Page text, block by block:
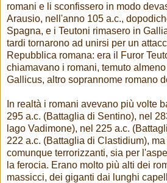
romani e li sconfissero in modo
Arausio, nell'anno 105 a.c.,
Spagna, e i Teutoni rimasero in
tardi tornarono ad unirsi per un
Repubblica romana: era il Furor
chiamavano i romani, temuto
Gallicus, altro soprannome romano
In realtà i romani avevano più volte
295 a.c. (Battaglia di Sentino), nel
lago Vadimone), nel 225 a.c.
222 a.c. (Battaglia di Clastidium),
comunque terrorizzanti, sia per
la ferocia. Erano molto più alti dei
massicci, dei giganti dai lunghi